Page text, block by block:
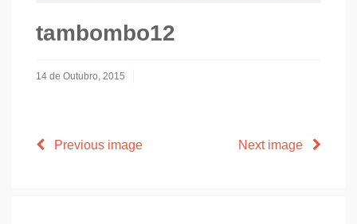
tambombo12
14 de Outubro, 2015
Previous image Next image